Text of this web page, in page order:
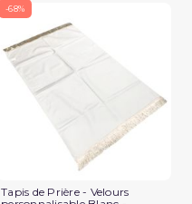
-68%
Tapis de Prière - Velours